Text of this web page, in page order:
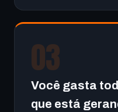
03
Você gasta
que está